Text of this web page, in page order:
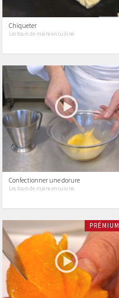
Chiqueter
Les tours de mains en cuisine
Confectionner une dorure
Les tours de mains en cuisine
PRÉMIUM